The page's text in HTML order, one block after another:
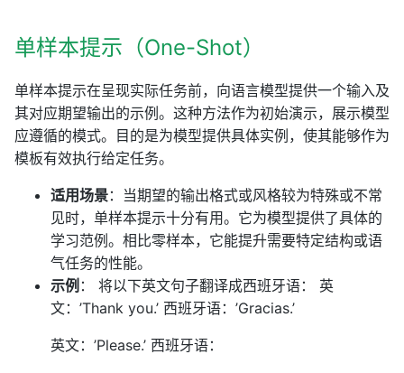
单样本提示（One-Shot）
单样本提示在呈现实际任务前，向语言模型提供一个输入及
其对应期望输出的示例。这种方法作为初始演示，展示模型
应遵循的模式。目的是为模型提供具体实例，使其能够作为
模板有效执行给定任务。
适用场景：当期望的输出格式或风格较为特殊或不常
见时，单样本提示十分有用。它为模型提供了具体的
学习范例。相比零样本，它能提升需要特定结构或语
气任务的性能。
示例 ： 将以下英文句子翻译成西班牙语： 英
文：’Thank you.’ 西班牙语：’Gracias.’
英文：’Please.’ 西班牙语：